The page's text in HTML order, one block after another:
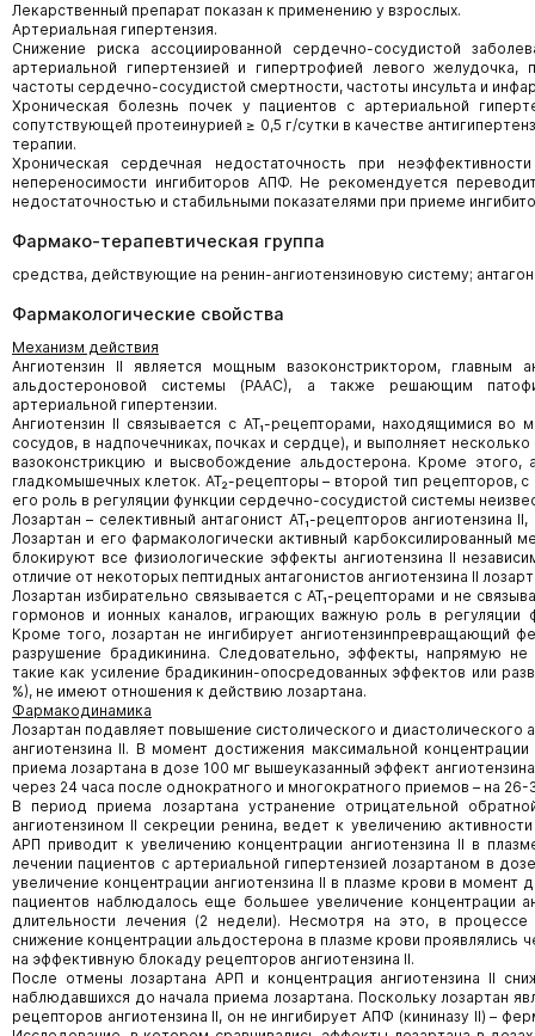
Лекарственный препарат показан к применению у взрослых.
Артериальная гипертензия.
Снижение риска ассоциированной сердечно-сосудистой
артериальной гипертензией и гипертрофией левого
частоты сердечно-сосудистой смертности, частоты инсульта и
Хроническая болезнь почек у пациентов с артериальной
сопутствующей протеинурией ≥ 0,5 г/сутки в качестве
терапии.
Хроническая сердечная недостаточность при
непереносимости ингибиторов АПФ. Не рекомендуется
недостаточностью и стабильными показателями при приеме
Фармако-терапевтическая группа
средства, действующие на ренин-ангиотензиновую систему;
Фармакологические свойства
Механизм действия
Ангиотензин II является мощным вазоконстриктором, главным
альдостероновой системы (РААС), а также решающим
артериальной гипертензии.
Ангиотензин II связывается с АТ₁-рецепторами, находящимися во
сосудов, в надпочечниках, почках и сердце), и выполняет
вазоконстрикцию и высвобождение альдостерона. Кроме этого,
гладкомышечных клеток. АТ₂-рецепторы – второй тип рецепторов,
его роль в регуляции функции сердечно-сосудистой системы
Лозартан – селективный антагонист АТ₁-рецепторов ангиотензина
Лозартан и его фармакологически активный карбоксилированный
блокируют все физиологические эффекты ангиотензина II
отличие от некоторых пептидных антагонистов ангиотензина II
Лозартан избирательно связывается с АТ₁-рецепторами и не
гормонов и ионных каналов, играющих важную роль в регуляции
Кроме того, лозартан не ингибирует ангиотензинпревращающий
разрушение брадикинина. Следовательно, эффекты, напрямую
такие как усиление брадикинин-опосредованных эффектов или
%), не имеют отношения к действию лозартана.
Фармакодинамика
Лозартан подавляет повышение систолического и диастолического
ангиотензина II. В момент достижения максимальной
приема лозартана в дозе 100 мг вышеуказанный эффект
через 24 часа после однократного и многократного приемов – на 26-
В период приема лозартана устранение отрицательной
ангиотензином II секреции ренина, ведет к увеличению
АРП приводит к увеличению концентрации ангиотензина II в
лечении пациентов с артериальной гипертензией лозартаном в
увеличение концентрации ангиотензина II в плазме крови в момент
пациентов наблюдалось еще большее увеличение концентрации
длительности лечения (2 недели). Несмотря на это, в процессе
снижение концентрации альдостерона в плазме крови проявлялись
на эффективную блокаду рецепторов ангиотензина II.
После отмены лозартана АРП и концентрация ангиотензина II
наблюдавшихся до начала приема лозартана. Поскольку лозартан
рецепторов ангиотензина II, он не ингибирует АПФ (кининазу II) –